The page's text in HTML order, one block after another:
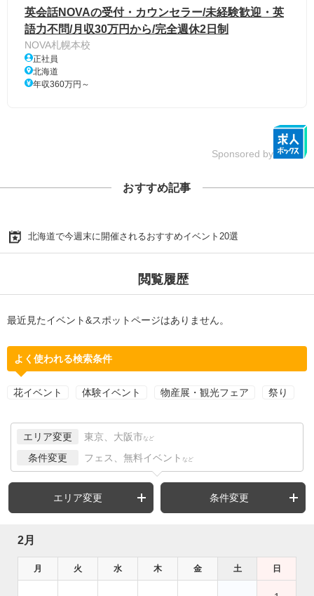
英会話NOVAの受付・カウンセラー/未経験歓迎・英
語力不問/月収30万円から/完全週休2日制
NOVA札幌本校
正社員
北海道
年収360万円～
Sponsored by
おすすめ記事
北海道で今週末に開催されるおすすめイベント20選
閲覧履歴
最近見たイベント&スポットページはありません。
よく使われる検索条件
花イベント 体験イベント 物産展・観光フェア 祭り
エリア変更 東京、大阪市 など
条件変更 フェス、無料イベント など
エリア変更 条件変更
2月
月 火 水 木 金 土 日